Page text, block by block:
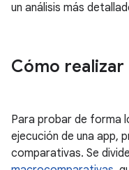
un análisis más
Cómo
Para probar de forma
ejecución de una app,
comparativas. Se